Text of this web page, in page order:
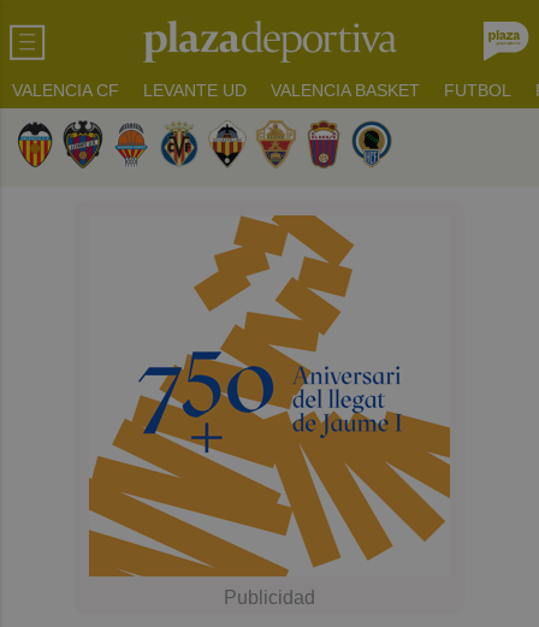
VALENCIA CF LEVANTE UD VALENCIA BASKET FUTBOL